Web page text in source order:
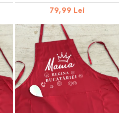
79,99 Lei